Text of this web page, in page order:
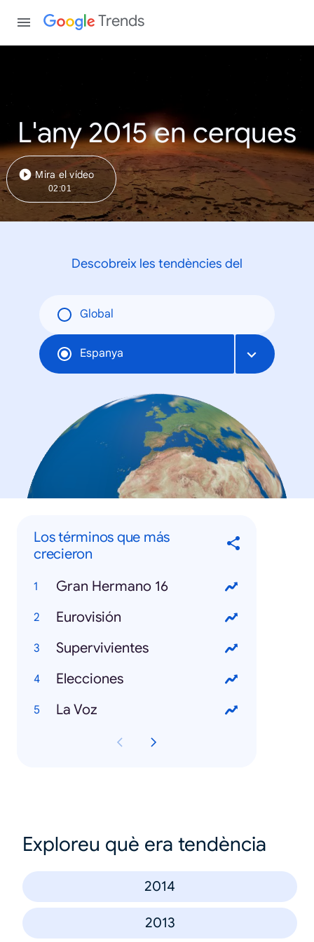
Trends
L'any 2015 en cerques
Mira el vídeo
02:01
Descobreix les tendències del
Global
Espanya
Los términos que más
crecieron
Gran Hermano 16
Eurovisión
Supervivientes
Elecciones
La Voz
Exploreu què era tendència
2014
2013